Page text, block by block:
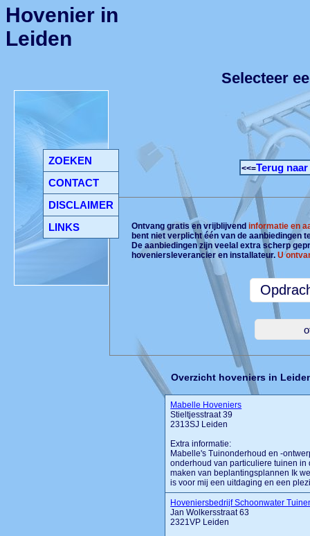
ZOEKEN
CONTACT
DISCLAIMER
LINKS
Hovenier in
Leiden
Selecteer
<<=Terug
Ontvang gratis en vrijblijvendinformatie en
bent niet verplicht één van de aanbiedingen
De aanbiedingen zijn veelal extra scherp
hoveniersleverancier en installateur.U
Overzicht hoveniers in
Mabelle Hoveniers
Stieltjesstraat 39
2313SJ Leiden
Extra informatie:
Mabelle's Tuinonderhoud en -
onderhoud van particuliere tuinen
maken van beplantingsplannen Ik
is voor mij een uitdaging en een
Hoveniersbedrijf Schoonwater
Jan Wolkersstraat 63
2321VP Leiden